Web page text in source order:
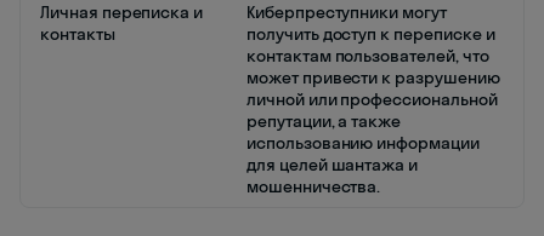
Личная переписка и
контакты
Киберпреступники могут
получить доступ к переписке и
контактам пользователей, что
может привести к разрушению
личной или профессиональной
репутации, а также
использованию информации
для целей шантажа и
мошенничества.